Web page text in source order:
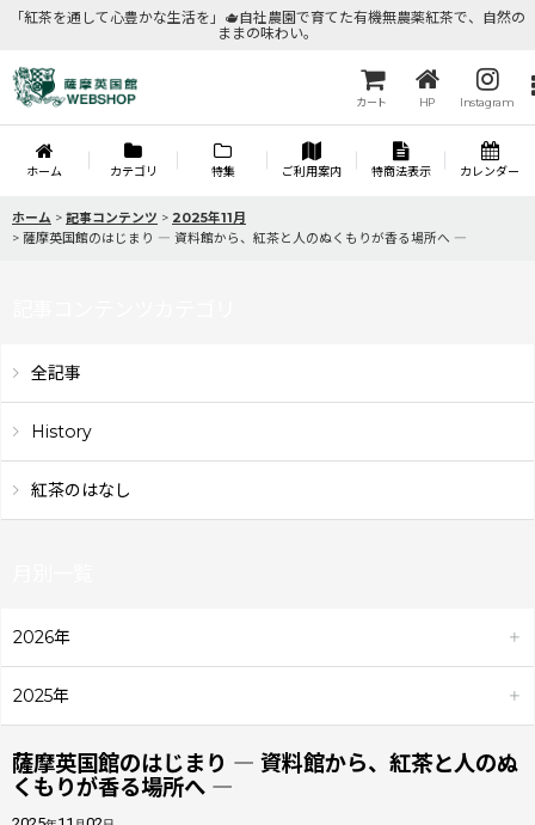
「紅茶を通して心豊かな生活を」🫖自社農園で育てた有機無農薬紅茶で、自然の
ままの味わい。
カート HP Instagram
ホーム カテゴリ 特集 ご利用案内 特商法表示 カレンダー
ホーム > 記事コンテンツ > 2025年11月
> 薩摩英国館のはじまり ― 資料館から、紅茶と人のぬくもりが香る場所へ ―
薩摩英国館のはじまり ― 資料館から、紅茶と人のぬ
くもりが香る場所へ ―
全記事
History
紅茶のはなし
2026年
2025年